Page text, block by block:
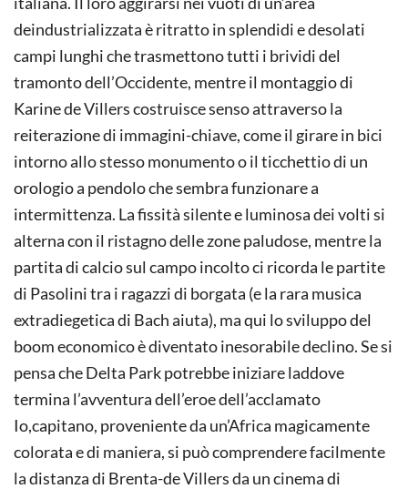
deindustrializzata è ritratto in splendidi e desolati
campi lunghi che trasmettono tutti i brividi del
tramonto dell’Occidente, mentre il montaggio di
Karine de Villers costruisce senso attraverso la
reiterazione di immagini-chiave, come il girare in bici
intorno allo stesso monumento o il ticchettio di un
orologio a pendolo che sembra funzionare a
intermittenza. La fissità silente e luminosa dei volti si
alterna con il ristagno delle zone paludose, mentre la
partita di calcio sul campo incolto ci ricorda le partite
di Pasolini tra i ragazzi di borgata (e la rara musica
extradiegetica di Bach aiuta), ma qui lo sviluppo del
boom economico è diventato inesorabile declino. Se si
pensa che Delta Park potrebbe iniziare laddove
termina l’avventura dell’eroe dell’acclamato
Io,capitano, proveniente da un’Africa magicamente
colorata e di maniera, si può comprendere facilmente
la distanza di Brenta-de Villers da un cinema di